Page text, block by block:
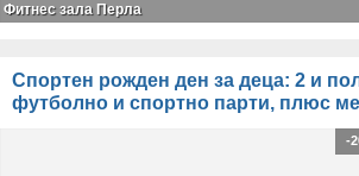
Фитнес зала Перла
Спортен рожден ден за деца: 2 и
футболно и спортно парти, плюс
-